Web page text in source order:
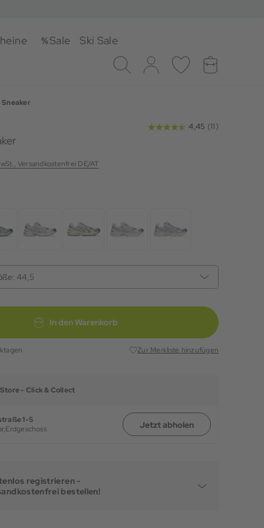
Sale Ski Sale
Suche Log-in MerklisteWarenkorb
Sneaker
Versandkostenfrei DE/AT
44,5
In den Warenkorb
Zur Merkliste hinzufügen
- Click & Collect
1-5
Erdgeschoss Jetzt abholen
registrieren -
bestellen!